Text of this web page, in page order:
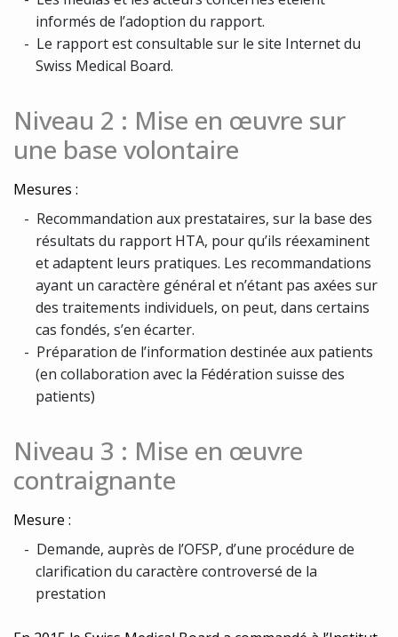
informés de l’adoption du rapport.
Le rapport est consultable sur le site Internet du
Swiss Medical Board.
Niveau 2 : Mise en œuvre sur
une base volontaire
Mesures :
Recommandation aux prestataires, sur la base des
résultats du rapport HTA, pour qu’ils réexaminent
et adaptent leurs pratiques. Les recommandations
ayant un caractère général et n’étant pas axées sur
des traitements individuels, on peut, dans certains
cas fondés, s’en écarter.
Préparation de l’information destinée aux patients
(en collaboration avec la Fédération suisse des
patients)
Niveau 3 : Mise en œuvre
contraignante
Mesure :
Demande, auprès de l’OFSP, d’une procédure de
clarification du caractère controversé de la
prestation